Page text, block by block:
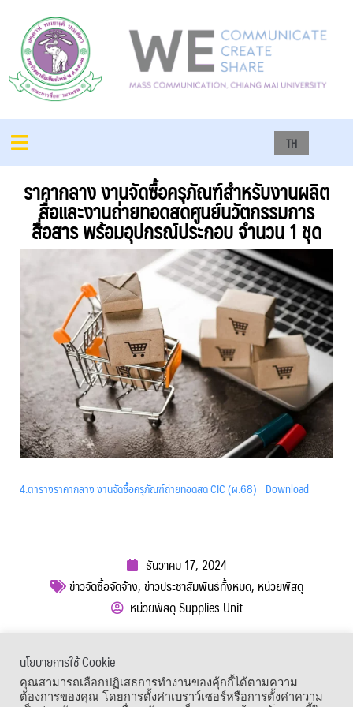
TH
ราคากลาง งานจัดซื้อครุภัณฑ์สำหรับงานผลิต
สื่อและงานถ่ายทอดสดศูนย์นวัตกรรมการ
สื่อสาร พร้อมอุปกรณ์ประกอบ จำนวน 1 ชุด
4.ตารางราคากลาง งานจัดซื้อครุภัณฑ์ถ่ายทอดสด CIC (ผ.68) Download
ธันวาคม 17, 2024
ข่าวจัดซื้อจัดจ้าง,ข่าวประชาสัมพันธ์ทั้งหมด, หน่วยพัสดุ
หน่วยพัสดุ Supplies Unit
เมนูลัด
นโยบายการใช้ Cookie
คุณสามารถเลือกปฏิเสธการทำงานของคุ้กกี้ได้ตามความ
ต้องการของคุณ โดยการตั้งค่าเบราว์เซอร์หรือการตั้งค่าความ